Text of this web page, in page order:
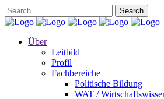
Über
Leitbild
Profil
Fachbereiche
Politische Bildung
WAT /